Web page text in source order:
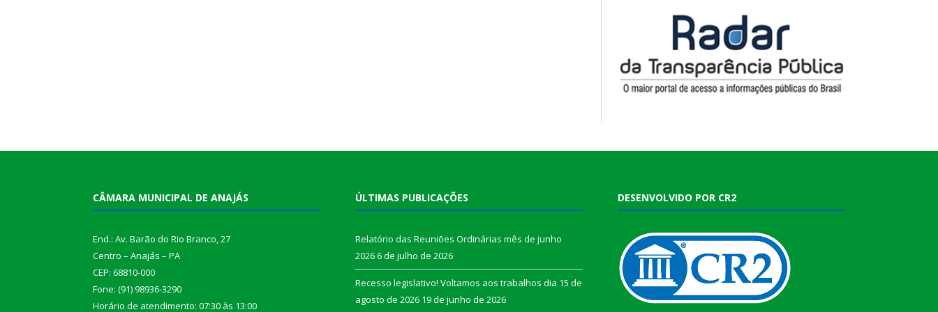
CÂMARA MUNICIPAL DE ANAJÁS
End.: Av. Barão do Rio Branco, 27
Centro – Anajás – PA
CEP: 68810-000
Fone: (91) 98936-3290
Horário de atendimento: 07:30 às 13:00
ÚLTIMAS PUBLICAÇÕES
Relatório das Reuniões Ordinárias mês de junho
20266 de julho de 2026
Recesso legislativo! Voltamos aos trabalhos dia 15 de
agosto de 2026 19 de junho de 2026
DESENVOLVIDO POR CR2